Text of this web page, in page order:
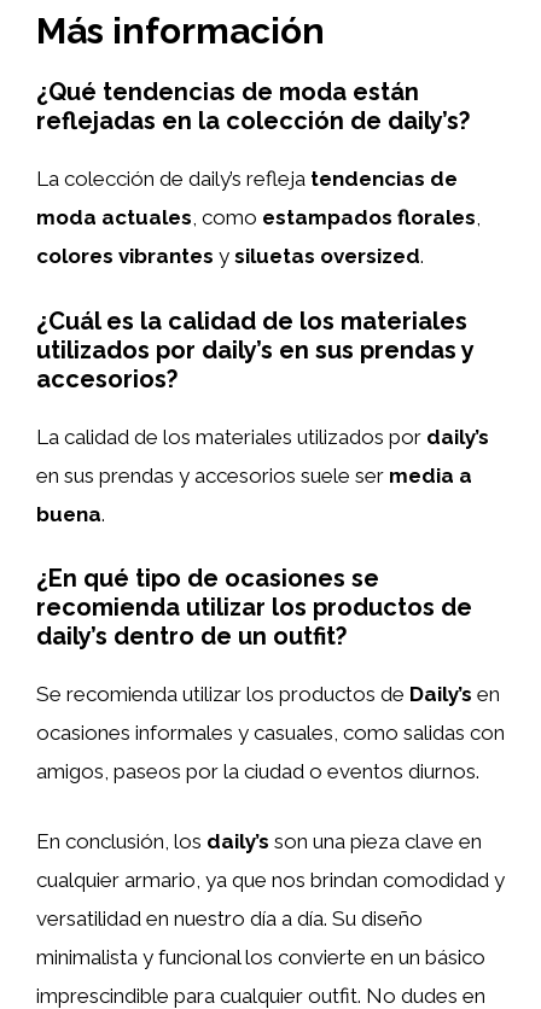
Más información
¿Qué tendencias de moda están
reflejadas en la colección de daily’s?
La colección de daily’s refleja tendencias de
moda actuales, como estampados florales,
colores vibrantes y siluetas oversized.
¿Cuál es la calidad de los materiales
utilizados por daily’s en sus prendas y
accesorios?
La calidad de los materiales utilizados por daily’s
en sus prendas y accesorios suele ser media a
buena.
¿En qué tipo de ocasiones se
recomienda utilizar los productos de
daily’s dentro de un outfit?
Se recomienda utilizar los productos de Daily’s en
ocasiones informales y casuales, como salidas con
amigos, paseos por la ciudad o eventos diurnos.
En conclusión, los daily’s son una pieza clave en
cualquier armario, ya que nos brindan comodidad y
versatilidad en nuestro día a día. Su diseño
minimalista y funcional los convierte en un básico
imprescindible para cualquier outfit. No dudes en